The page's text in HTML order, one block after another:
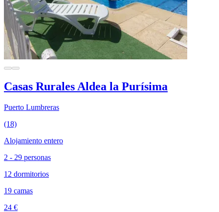
Casas Rurales Aldea la Purísima
Puerto Lumbreras
(18)
Alojamiento entero
2 - 29 personas
12 dormitorios
19 camas
24 €